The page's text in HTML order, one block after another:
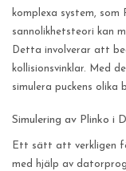
komplexa system,
sannolikhetsteori kan
Detta involverar att
kollisionsvinklar. Med
simulera puckens olika
Simulering av Plinko i
Ett sätt att verkligen
med hjälp av